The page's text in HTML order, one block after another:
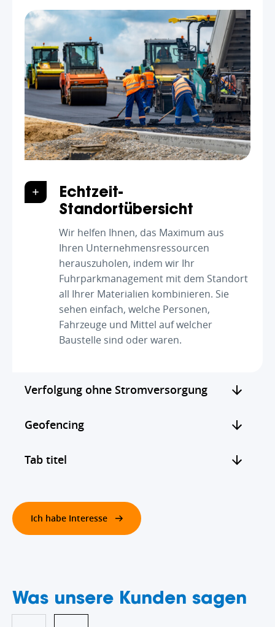
Echtzeit-
Standortübersicht
Wir helfen Ihnen, das Maximum aus
Ihren Unternehmensressourcen
herauszuholen, indem wir Ihr
Fuhrparkmanagement mit dem Standort
all Ihrer Materialien kombinieren. Sie
sehen einfach, welche Personen,
Fahrzeuge und Mittel auf welcher
Baustelle sind oder waren.
Verfolgung ohne Stromversorgung
Verfolgung ohne
Stromversorgung
Geofencing
Tab titel
Ich habe Interesse
Was unsere Kunden sagen